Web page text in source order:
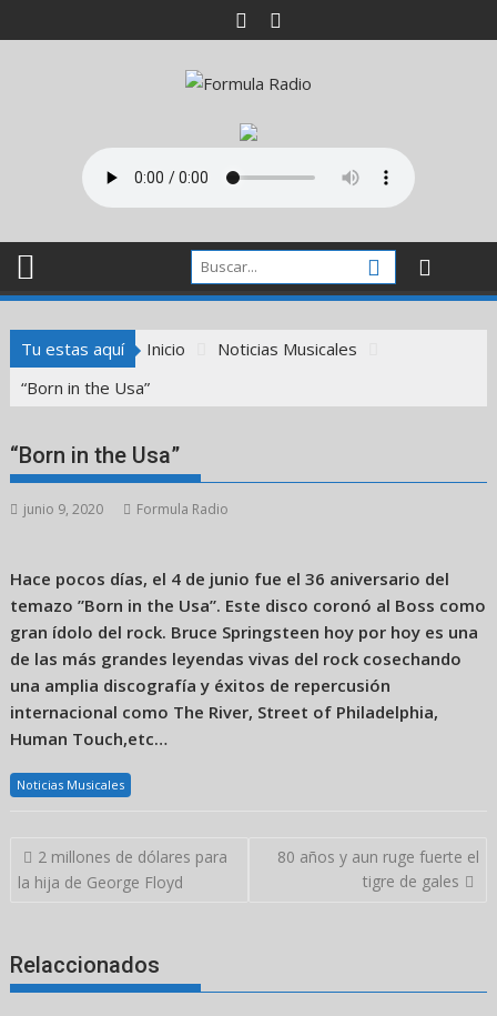
al
Tu estas aquí Inicio
Noticias Musicales
“Born in the Usa”
“Born in the Usa”
junio 9, 2020 Formula Radio
Hace pocos días, el 4 de junio fue el 36 aniversario del
temazo ”Born in the Usa”. Este disco coronó al Boss como
gran ídolo del rock. Bruce Springsteen hoy por hoy es una
de las más grandes leyendas vivas del rock cosechando
una amplia discografía y éxitos de repercusión
internacional como The River, Street of Philadelphia,
Human Touch,etc…
Noticias Musicales
Navegación
de
2 millones de dólares para
la hija de George Floyd
80 años y aun ruge fuerte el
tigre de gales
Relaccionados